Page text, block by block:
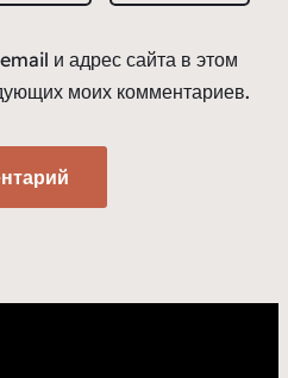
и адрес сайта в этом
моих комментариев.